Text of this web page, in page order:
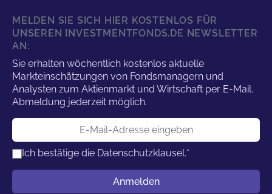
MELDEN SIE SICH HIER KOSTENLOS FÜR
UNSEREN INVESTMENTFONDS.DE NEWSLETTER
AN:
Sie erhalten wöchentlich kostenlos aktuelle
Markteinschätzungen von Fondsmanagern und
Analysten zum Aktienmarkt und Wirtschaft per E-Mail.
Abmeldung jederzeit möglich.
E-Mail-Adresse
Ich bestätige die Datenschutzklausel.*
Anmelden